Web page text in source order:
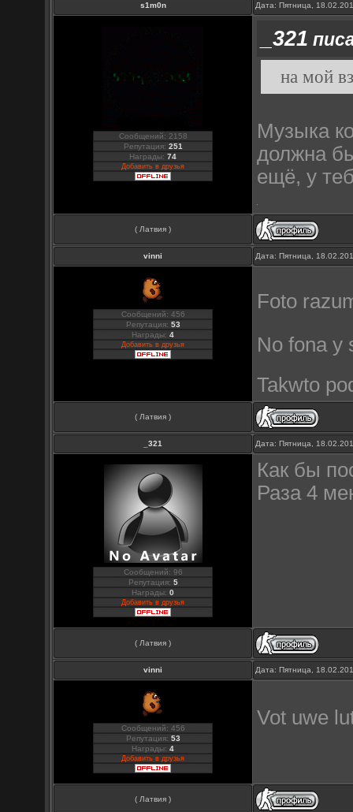
s1m0n Дата: Пятница,
Сообщений: 2158
Репутация: 251
Награды:74
Добавить в друзья
_321
на мой
Музыка
должна
ещё, у
( Латвия )
vinni Дата: Пятница,
Сообщений: 456
Репутация: 53
Награды:4
Добавить в друзья
Foto
No fona y
Takwto
( Латвия )
_321 Дата: Пятница,
Сообщений: 96
Репутация: 5
Награды:0
Добавить в друзья
Как бы
Раза 4
( Латвия )
vinni Дата: Пятница,
Сообщений: 456
Репутация: 53
Награды:4
Добавить в друзья
Vot uwe
( Латвия )